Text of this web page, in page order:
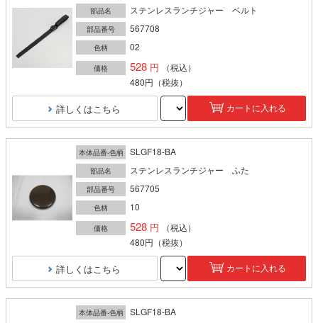
部品名 ステンレスランチジャー ベルト
部品番号 567708
色柄 02
価格 528
（税込）
480円 （税抜）
詳しくはこちら カートに入れる
本体品番-色柄 SLGF18-BA
部品名 ステンレスランチジャー ふた
部品番号 567705
色柄 10
価格 528
（税込）
480円 （税抜）
詳しくはこちら カートに入れる
本体品番-色柄 SLGF18-BA